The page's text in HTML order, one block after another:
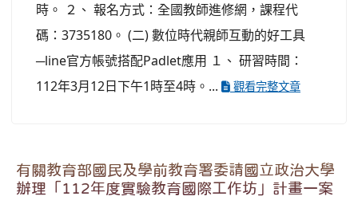
時。 ２、 報名方式：全國教師進修網，課程代
碼：3735180。 (二) 數位時代親師互動的好工具
─line官方帳號搭配Padlet應用 １、 研習時間：
112年3月12日下午1時至4時。...
觀看完整文章
有關教育部國民及學前教育署委請國立政治大學
辦理「112年度實驗教育國際工作坊」計畫一案